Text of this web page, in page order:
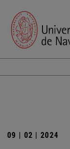
09 | 02 | 2024